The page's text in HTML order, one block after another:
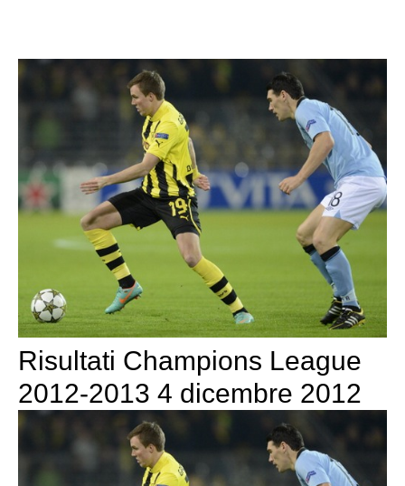
Risultati Champions League
2012-2013 4 dicembre 2012